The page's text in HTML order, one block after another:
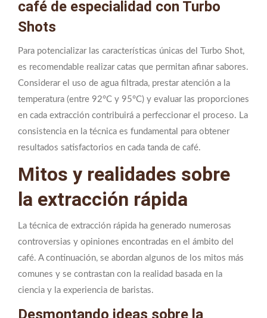
café de especialidad con Turbo
Shots
Para potencializar las características únicas del Turbo Shot,
es recomendable realizar catas que permitan afinar sabores.
Considerar el uso de agua filtrada, prestar atención a la
temperatura (entre 92°C y 95°C) y evaluar las proporciones
en cada extracción contribuirá a perfeccionar el proceso. La
consistencia en la técnica es fundamental para obtener
resultados satisfactorios en cada tanda de café.
Mitos y realidades sobre
la extracción rápida
La técnica de extracción rápida ha generado numerosas
controversias y opiniones encontradas en el ámbito del
café. A continuación, se abordan algunos de los mitos más
comunes y se contrastan con la realidad basada en la
ciencia y la experiencia de baristas.
Desmontando ideas sobre la